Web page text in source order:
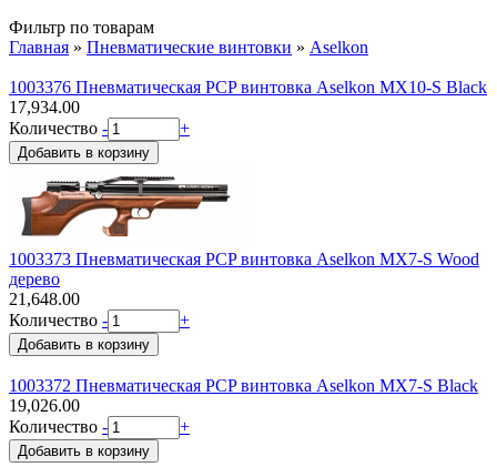
Фильтр по товарам
Вы здесь
Главная » Пневматические винтовки » Aselkon
1003376 Пневматическая PCP винтовка Aselkon MX10-S Black
17,934.00
Количество - +
1003373 Пневматическая PCP винтовка Aselkon MX7-S Wood
дерево
21,648.00
Количество - +
1003372 Пневматическая PCP винтовка Aselkon MX7-S Black
19,026.00
Количество - +